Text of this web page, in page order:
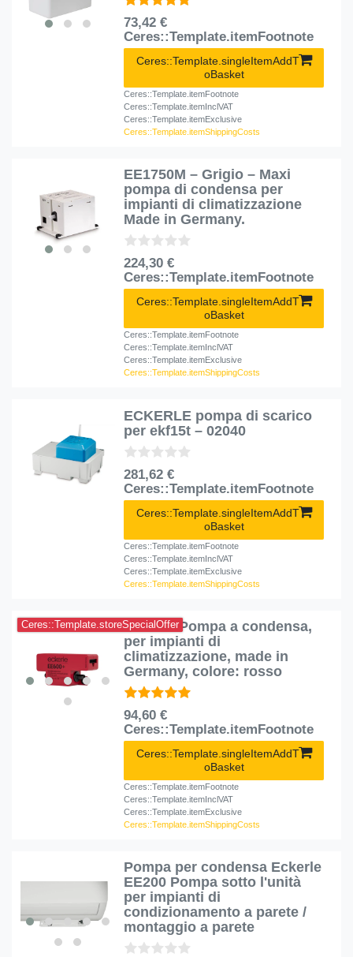
73,42 €
Ceres::Template.itemFootnote
Ceres::Template.singleItemAddT
oBasket
Ceres::Template.itemFootnote
Ceres::Template.itemInclVAT
Ceres::Template.itemExclusive
Ceres::Template.itemShippingCosts
EE1750M – Grigio – Maxi
pompa di condensa per
impianti di climatizzazione
Made in Germany.
224,30 €
Ceres::Template.itemFootnote
Ceres::Template.singleItemAddT
oBasket
Ceres::Template.itemFootnote
Ceres::Template.itemInclVAT
Ceres::Template.itemExclusive
Ceres::Template.itemShippingCosts
ECKERLE pompa di scarico
per ekf15t – 02040
281,62 €
Ceres::Template.itemFootnote
Ceres::Template.singleItemAddT
oBasket
Ceres::Template.itemFootnote
Ceres::Template.itemInclVAT
Ceres::Template.itemExclusive
Ceres::Template.itemShippingCosts
Ceres::Template.storeSpecialOfferEE600 - Pompa a condensa,
per impianti di
climatizzazione, made in
Germany, colore: rosso
94,60 €
Ceres::Template.itemFootnote
Ceres::Template.singleItemAddT
oBasket
Ceres::Template.itemFootnote
Ceres::Template.itemInclVAT
Ceres::Template.itemExclusive
Ceres::Template.itemShippingCosts
Pompa per condensa Eckerle
EE200 Pompa sotto l'unità
per impianti di
condizionamento a parete /
montaggio a parete